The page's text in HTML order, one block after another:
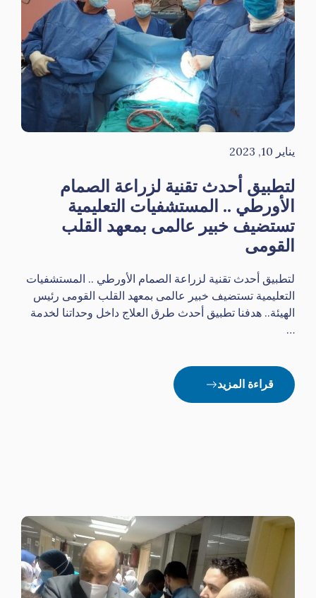
يناير 10, 2023
لتطبيق أحدث تقنية لزراعة الصمام
الأورطي .. المستشفيات التعليمية
تستضيف خبير عالمى بمعهد القلب
القومى
لتطبيق أحدث تقنية لزراعة الصمام الأورطي .. المستشفيات
التعليمية تستضيف خبير عالمى بمعهد القلب القومى رئيس
الهيئة.. هدفنا تطبيق أحدث طرق العلاج داخل وحداتنا لخدمة
…
قراءة المزيد